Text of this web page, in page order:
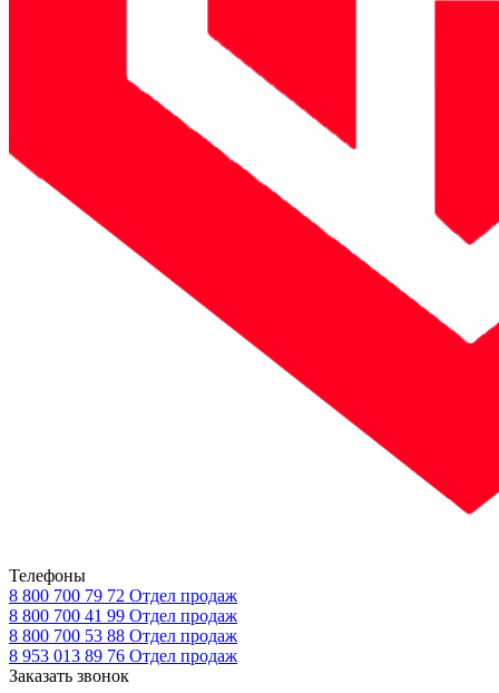
Телефоны
8 800 700 79 72 Отдел продаж
8 800 700 41 99 Отдел продаж
8 800 700 53 88 Отдел продаж
8 953 013 89 76 Отдел продаж
Заказать звонок